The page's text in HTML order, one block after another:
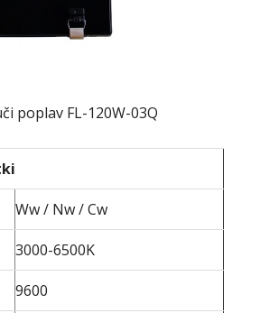
poplav FL-120W-03Q
Ww / Nw / Cw
3000-6500K
9600